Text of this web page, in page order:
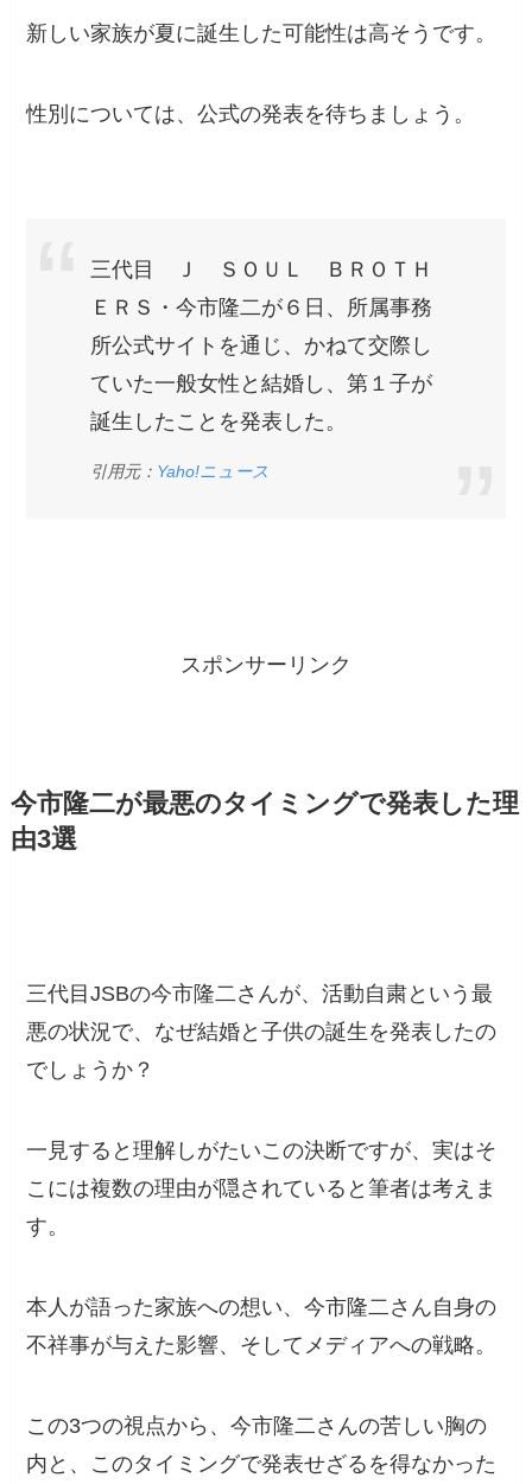
新しい家族が夏に誕生した可能性は高そうです。
性別については、公式の発表を待ちましょう。
三代目 Ｊ ＳＯＵＬ ＢＲＯＴＨ
ＥＲＳ・今市隆二が６日、所属事務
所公式サイトを通じ、かねて交際し
ていた一般女性と結婚し、第１子が
誕生したことを発表した。
引用元： Yaho!ニュース
スポンサーリンク
今市隆二が最悪のタイミングで発表した理
由3選
三代目JSBの今市隆二さんが、活動自粛という最
悪の状況で、なぜ結婚と子供の誕生を発表したの
でしょうか？
一見すると理解しがたいこの決断ですが、実はそ
こには複数の理由が隠されていると筆者は考えま
す。
本人が語った家族への想い、今市隆二さん自身の
不祥事が与えた影響、そしてメディアへの戦略。
この3つの視点から、今市隆二さんの苦しい胸の
内と、このタイミングで発表せざるを得なかった